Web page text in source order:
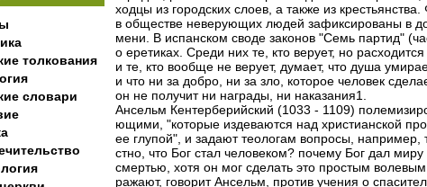
толкования
словари
ходцы из городских слоев, а также из
в обществе неверующих людей зафиксированы в
мени. В испанском своде законов "Семь партид"
о еретиках. Среди них те, кто верует, но
и те, кто вообще не верует, думает, что душа
и что ни за добро, ни за зло, которое человек
он не получит ни награды, ни наказания1.
Ансельм Кентерберийский (1033 - 1109)
ющими, "которые издеваются над христианской
ее глупой", и задают теологам вопросы, например,
стно, что Бог стал человеком? почему Бог дал миру
смертью, хотя он мог сделать это простым
ражают, говорит Ансельм, против учения о